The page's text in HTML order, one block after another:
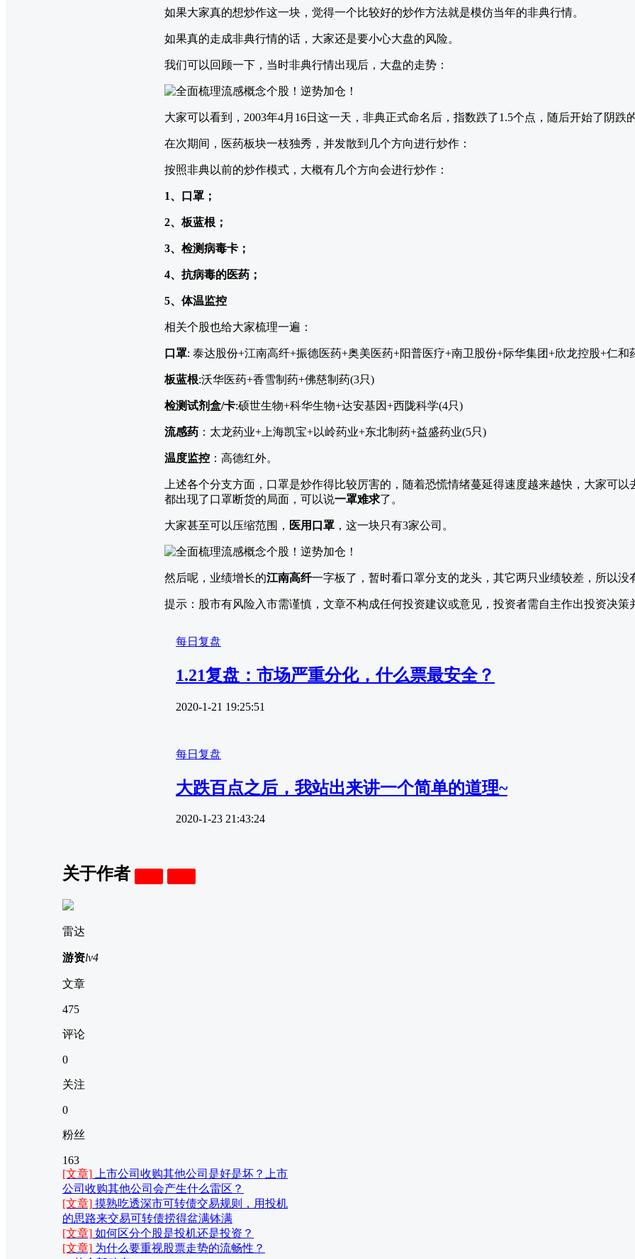
如果大家真的想炒作这一块，觉得一个比较好的炒作方法就是模仿当年的非典行情。
如果真的走成非典行情的话，大家还是要小心大盘的风险。
我们可以回顾一下，当时非典行情出现后，大盘的走势：
大家可以看到，2003年4月16日这一天，非典正式命名后，指数跌了1.5个点，随后开始了阴跌
在次期间，医药板块一枝独秀，并发散到几个方向进行炒作：
按照非典以前的炒作模式，大概有几个方向会进行炒作：
1、口罩；
2、板蓝根；
3、检测病毒卡；
4、抗病毒的医药；
5、体温监控
相关个股也给大家梳理一遍：
口罩: 泰达股份+江南高纤+振德医药+奥美医药+阳普医疗+南卫股份+际华集团+欣龙控股+仁和
板蓝根:沃华医药+香雪制药+佛慈制药(3只)
检测试剂盒/卡:硕世生物+科华生物+达安基因+西陇科学(4只)
流感药 ：太龙药业+上海凯宝+以岭药业+东北制药+益盛药业(5只)
温度监控 ：高德红外。
上述各个分支方面，口罩是炒作得比较厉害的，随着恐慌情绪蔓延得速度越来越快，大家可
都出现了口罩断货的局面，可以说一罩难求了。
大家甚至可以压缩范围， 医用口罩 ，这一块只有3家公司。
然后呢，业绩增长的江南高纤一字板了，暂时看口罩分支的龙头，其它两只业绩较差，所以没
提示：股市有风险入市需谨慎，文章不构成任何投资建议或意见，投资者需自主作出投资决策
每日复盘
1.21复盘：市场严重分化，什么票最安全？
2020-1-21 19:25:51
每日复盘
大跌百点之后，我站出来讲一个简单的道理~
2020-1-23 21:43:24
关于作者
雷达
游资lv4
文章
475
评论
0
关注
0
粉丝
163
[文章] 上市公司收购其他公司是好是坏？上市
公司收购其他公司会产生什么雷区？
[文章] 摸熟吃透深市可转债交易规则，用投机
的思路来交易可转债捞得盆满钵满
[文章] 如何区分个股是投机还是投资？
[文章] 为什么要重视股票走势的流畅性？